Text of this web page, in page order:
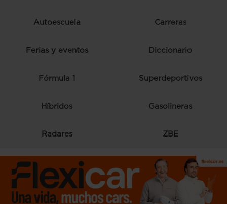
Autoescuela Carreras
Ferias y eventos Diccionario
Fórmula 1 Superdeportivos
Híbridos Gasolineras
Radares ZBE